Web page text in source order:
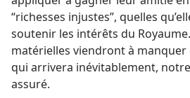
“richesses injustes”, quelles
soutenir les intérêts du
matérielles viendront à
qui arrivera inévitablement,
assuré.